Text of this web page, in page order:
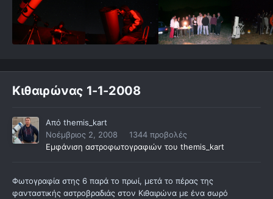
Κιθαιρώνας 1-1-2008
Από themis_kart
Νοέμβριος 2, 2008
1344 προβολές
Εμφάνιση αστροφωτογραφιών του themis_kart
Φωτογραφία στης 6 παρά το πρωί, μετά το πέρας της
φανταστικής αστροβραδιάς στον Κιθαιρώνα με ένα σωρό